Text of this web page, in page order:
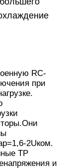
строя.
реле
с
всего
где